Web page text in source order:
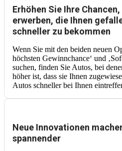
Erhöhen Sie Ihre
erwerben, die Ihnen
schneller zu bekommen
Wenn Sie mit den beiden neuen
höchsten Gewinnchance‘ und
suchen, finden Sie Autos, bei
höher ist, dass sie Ihnen
Autos schneller bei Ihnen
Neue Innovationen
spannender